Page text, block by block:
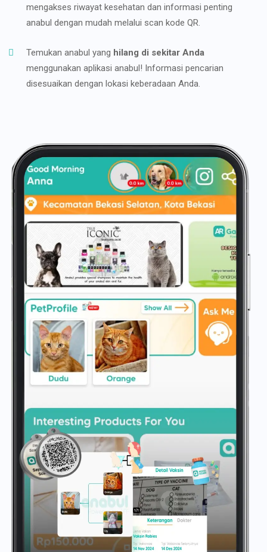
mengakses riwayat kesehatan dan informasi penting
anabul dengan mudah melalui scan kode QR.
Temukan anabul yang hilang di sekitar Anda
menggunakan aplikasi anabul! Informasi pencarian
disesuaikan dengan lokasi keberadaan Anda.